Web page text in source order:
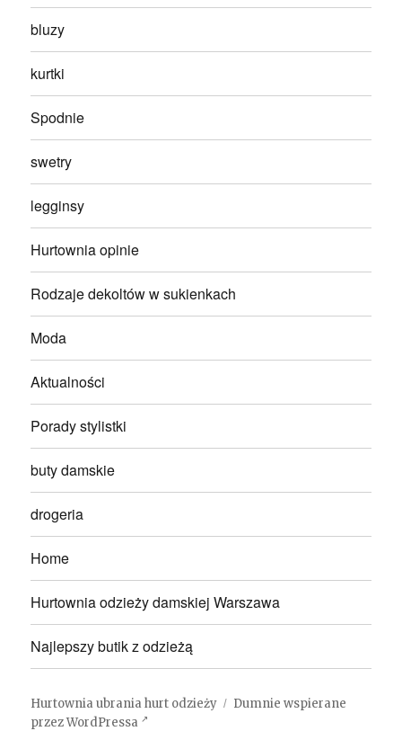
bluzy
kurtki
Spodnie
swetry
legginsy
Hurtownia opinie
Rodzaje dekoltów w sukienkach
Moda
Aktualności
Porady stylistki
buty damskie
drogeria
Home
Hurtownia odzieży damskiej Warszawa
Najlepszy butik z odzieżą
Hurtownia ubrania hurt odzieży
Dumnie wspierane
przez WordPressa